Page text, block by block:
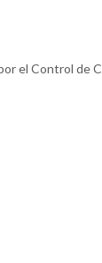
el Control de